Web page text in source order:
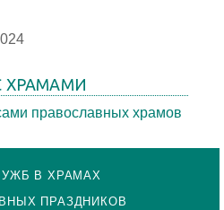
ХРАМАМИ
В ХРАМАХ
ПРАЗДНИКОВ